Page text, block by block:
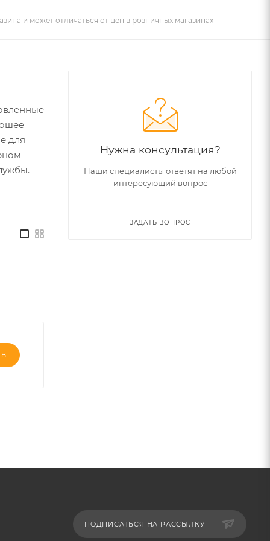
и может отличаться от цен в розничных магазинах
для
Нужна консультация?
Наши специалисты ответят на любой
интересующий вопрос
ЗАДАТЬ ВОПРОС
ПОДПИСАТЬСЯ НА РАССЫЛКУ